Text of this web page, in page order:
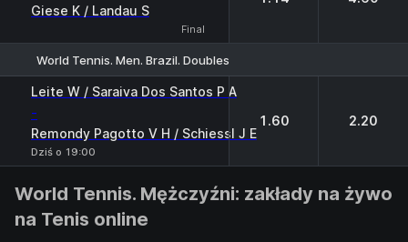
Giese K / Landau S
Final
World Tennis. Men. Brazil. Doubles
Leite W / Saraiva Dos Santos P A
-
Remondy Pagotto V H / Schiessl J E
Dziś o 19:00
1.60 2.20
World Tennis. Mężczyźni: zakłady na żywo
na Tenis online